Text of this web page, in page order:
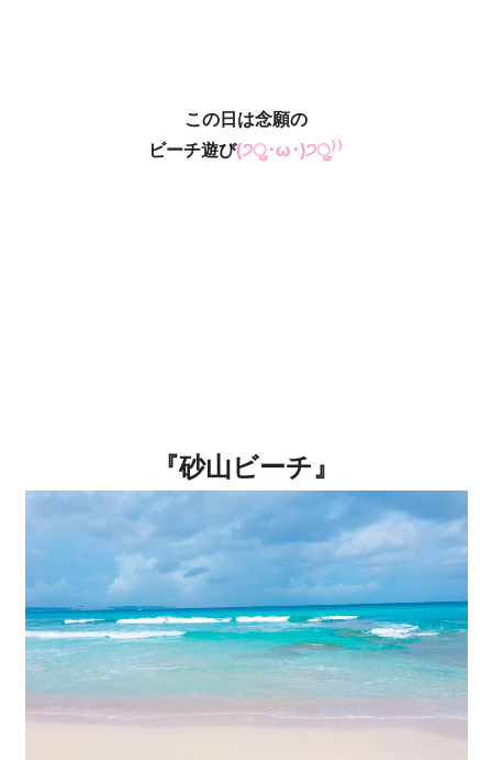
この日は念願の
ビーチ遊び(੭ु･ω･)੭ु⁾⁾
『砂山ビーチ』